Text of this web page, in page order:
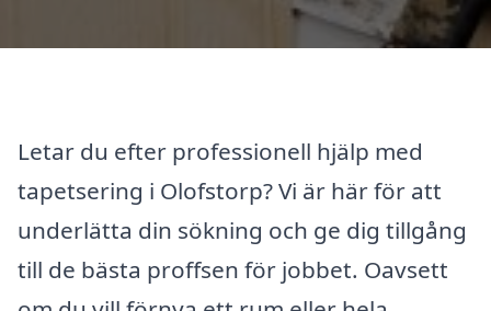
Letar du efter professionell hjälp med
tapetsering i Olofstorp? Vi är här för att
underlätta din sökning och ge dig tillgång
till de bästa proffsen för jobbet. Oavsett